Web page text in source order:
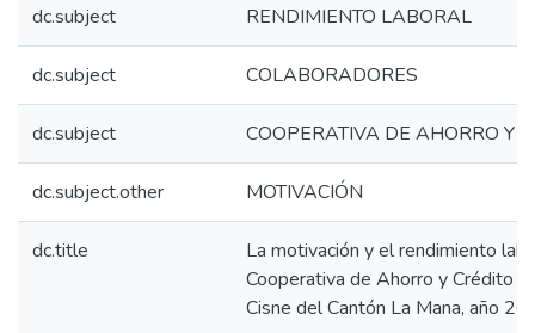
dc.subject RENDIMIENTO LABORAL
dc.subject COLABORADORES
dc.subject COOPERATIVA DE AHORRO Y
dc.subject.other MOTIVACIÓN
dc.title
La motivación y el rendimiento
Cooperativa de Ahorro y Crédito
Cisne del Cantón La Mana, año